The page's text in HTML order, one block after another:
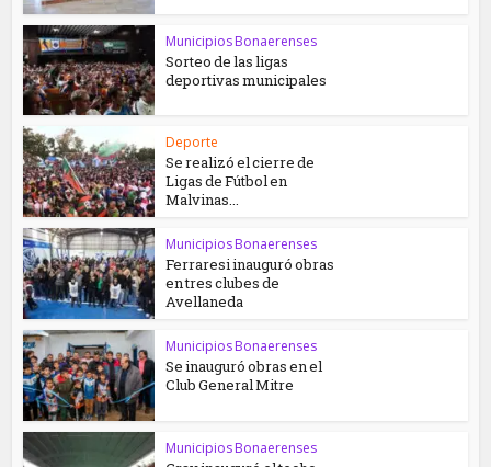
Municipios Bonaerenses
Sorteo de las ligas
deportivas municipales
Deporte
Se realizó el cierre de
Ligas de Fútbol en
Malvinas...
Municipios Bonaerenses
Ferraresi inauguró obras
en tres clubes de
Avellaneda
Municipios Bonaerenses
Se inauguró obras en el
Club General Mitre
Municipios Bonaerenses